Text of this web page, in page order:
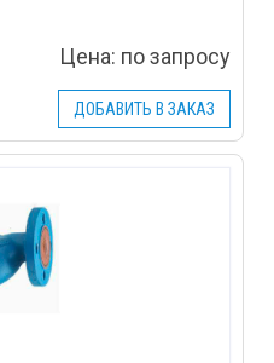
Цена: по запросу
ДОБАВИТЬ В ЗАКАЗ